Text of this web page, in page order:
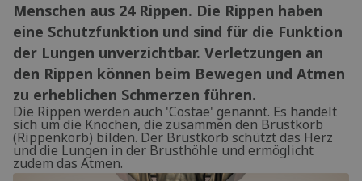
Menschen aus 24 Rippen. Die Rippen haben
eine Schutzfunktion und sind für die Funktion
der Lungen unverzichtbar. Verletzungen an
den Rippen können beim Bewegen und Atmen
zu erheblichen Schmerzen führen.
Die Rippen werden auch 'Costae' genannt. Es handelt
sich um die Knochen, die zusammen den Brustkorb
(Rippenkorb) bilden. Der Brustkorb schützt das Herz
und die Lungen in der Brusthöhle und ermöglicht
zudem das Atmen.